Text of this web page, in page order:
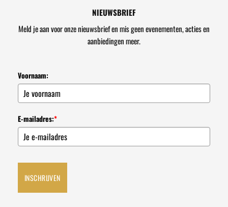
NIEUWSBRIEF
Meld je aan voor onze nieuwsbrief en mis geen evenementen, acties en
aanbiedingen meer.
Voornaam:
E-mailadres:*
INSCHRIJVEN